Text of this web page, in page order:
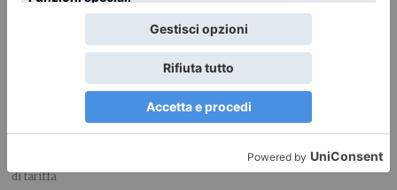
Nuovi orari Nidi comunali: coinvolti 77 Comuni piemontesi
Dalla Regione 1,5 milioni di euro per ampliare gli orari dei servizi a parità
di tariffa